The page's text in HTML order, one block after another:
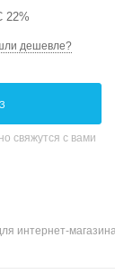
22%
дешевле?
свяжутся с вами
интернет-